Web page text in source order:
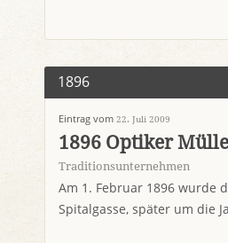
1896
Eintrag vom 22. Juli 2009
1896 Optiker
Traditionsunternehmen
Am 1. Februar 1896 wurde
Spitalgasse, später um die